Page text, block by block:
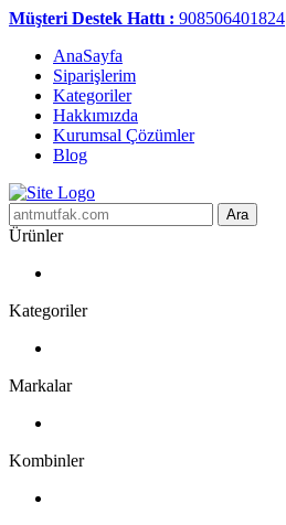
Müşteri Destek Hattı : 908506401824
AnaSayfa
Siparişlerim
Kategoriler
Hakkımızda
Kurumsal Çözümler
Blog
Ara
Ürünler
Kategoriler
Markalar
Kombinler